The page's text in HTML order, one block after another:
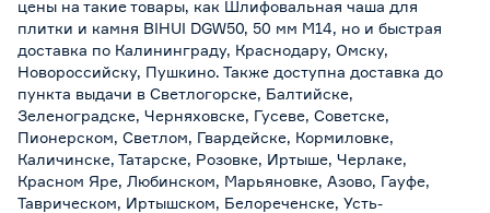
цены на такие товары, как Шлифовальная чаша для
плитки и камня BIHUI DGW50, 50 мм М14, но и быстрая
доставка по Калининграду, Краснодару, Омску,
Новороссийску, Пушкино. Также доступна доставка до
пункта выдачи в Светлогорске, Балтийске,
Зеленоградске, Черняховске, Гусеве, Советске,
Пионерском, Светлом, Гвардейске, Кормиловке,
Каличинске, Татарске, Розовке, Иртыше, Черлаке,
Красном Яре, Любинском, Марьяновке, Азово, Гауфе,
Таврическом, Иртышском, Белореченске, Усть-